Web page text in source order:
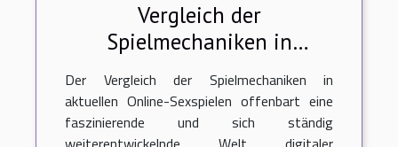
Vergleich der
Spielmechaniken in
aktuellen Online-Sexspielen
Der Vergleich der Spielmechaniken in
aktuellen Online-Sexspielen offenbart eine
faszinierende und sich ständig